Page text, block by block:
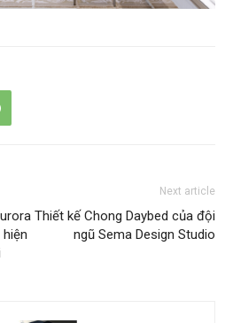
Next article
Thiết kế Chong Daybed của đội
ngũ Sema Design Studio